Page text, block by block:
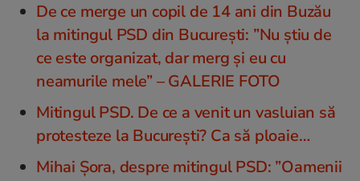
De ce merge un copil de 14 ani din Buzău
la mitingul PSD din București: ”Nu știu de
ce este organizat, dar merg și eu cu
neamurile mele” – GALERIE FOTO
Mitingul PSD. De ce a venit un vasluian să
protesteze la București? Ca să ploaie…
Mihai Șora, despre mitingul PSD: ”Oamenii